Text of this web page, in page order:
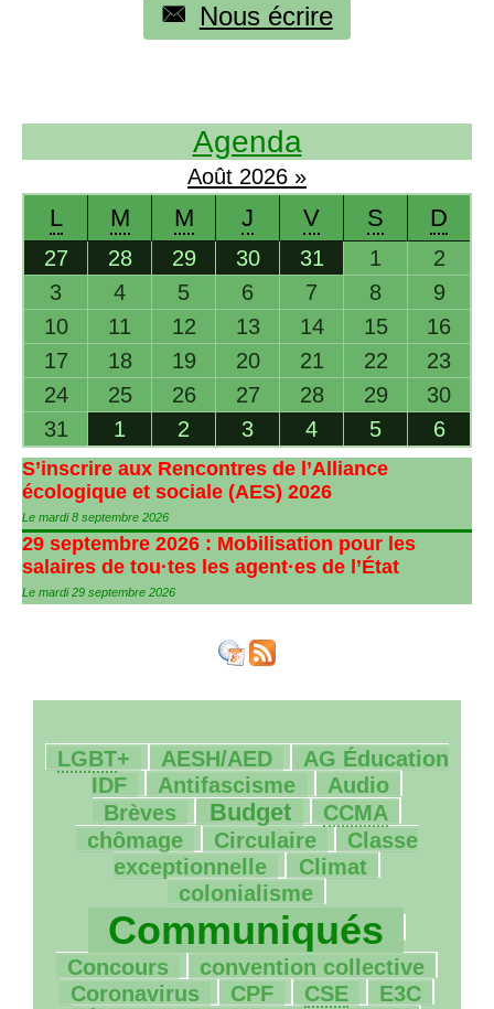
Nous écrire
Agenda
Août 2026 »
L M M J V S D
27 28 29 30 31 1
2
3
4 5 6 7 8
9
10
11 12 13 14 15
16
17
18 19 20 21 22
23
24
25 26 27 28 29
30
31
1 2 3 4 5 6
S’inscrire aux Rencontres de l’Alliance
écologique et sociale (AES) 2026
Le mardi 8 septembre 2026
29 septembre 2026 : Mobilisation pour les
salaires de tou·tes les agent·es de l’État
Le mardi 29 septembre 2026
38/1783
LGBT+
135/1783 AESH/AED
14/1783 AG Éducation
IDF
187/1783 Antifascisme
28/1783 Audio
23/1783
Brèves
472/1783 Budget
79/1783 CCMA
10/1783
chômage
181/1783 Circulaire
49/1783
Classe
exceptionnelle
175/1783 Climat
99/1783
colonialisme
Communiqués
42/1783
Concours
10/1783 convention collective
76/1783
Coronavirus
7/1783 CPF
16/1783 CSE
10/1783 E3C
46/1783